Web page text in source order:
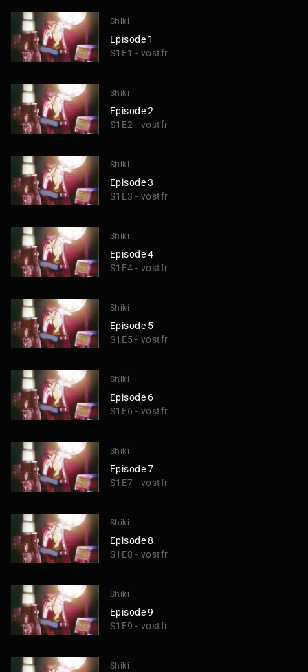
Shiki
Episode 1
S1E1 - vostfr
Shiki
Episode 2
S1E2 - vostfr
Shiki
Episode 3
S1E3 - vostfr
Shiki
Episode 4
S1E4 - vostfr
Shiki
Episode 5
S1E5 - vostfr
Shiki
Episode 6
S1E6 - vostfr
Shiki
Episode 7
S1E7 - vostfr
Shiki
Episode 8
S1E8 - vostfr
Shiki
Episode 9
S1E9 - vostfr
Shiki